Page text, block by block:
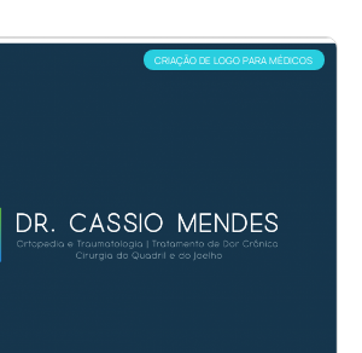
CRIAÇÃO DE LOGO PARA MÉDICOS